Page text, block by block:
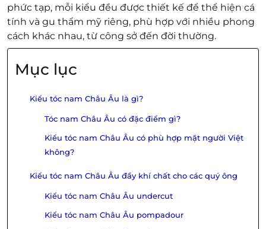
phức tạp, mỗi kiểu đều được thiết kế để thể hiện cá
tính và gu thẩm mỹ riêng, phù hợp với nhiều phong
cách khác nhau, từ công sở đến đời thường.
Mục lục
Kiểu tóc nam Châu Âu là gì?
Tóc nam Châu Âu có đặc điểm gì?
Kiểu tóc nam Châu Âu có phù hợp mặt người Việt
không?
Kiểu tóc nam Châu Âu đầy khí chất cho các quý ông
Kiểu tóc nam Châu Âu undercut
Kiểu tóc nam Châu Âu pompadour